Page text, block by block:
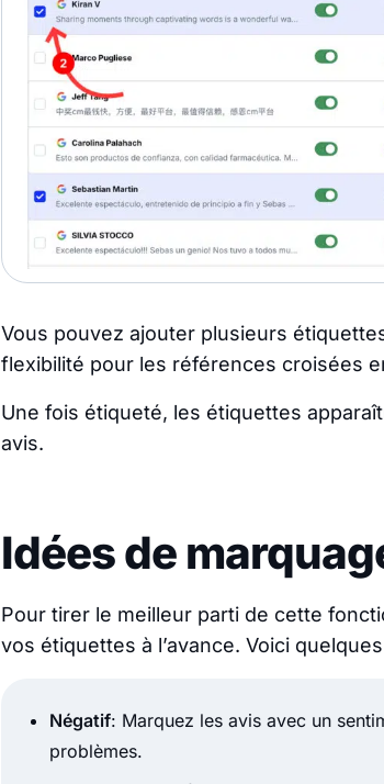
Vous pouvez ajouter plusieurs
flexibilité pour les références croisées
Une fois étiqueté, les étiquettes
avis.
Idées de
Pour tirer le meilleur parti de cette
vos étiquettes à l’avance. Voici
Négatif: Marquez les avis avec un
problèmes.